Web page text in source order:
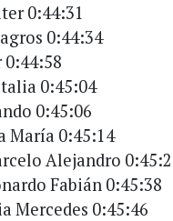
0:44:31
0:44:34
0:44:58
0:45:04
0:45:06
María 0:45:14
Alejandro
Fabián 0:45:38
Mercedes 0:45:46